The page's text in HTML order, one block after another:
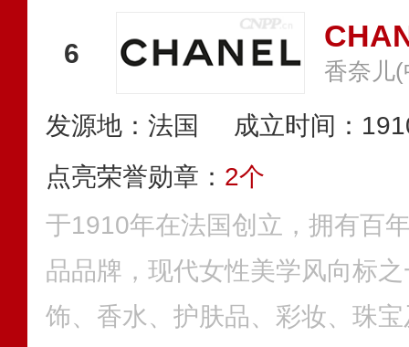
6
香奈儿
发源地：法国
成立时间：
点亮荣誉勋章： 2个
于1910年在法国创立，拥有百
品品牌，现代女性美学风向标
饰、香水、护肤品、彩妆、珠